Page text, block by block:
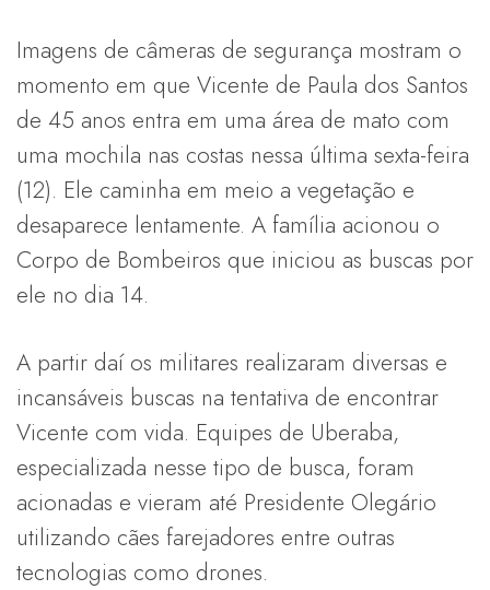
Imagens de câmeras de segurança mostram o
momento em que Vicente de Paula dos Santos
de 45 anos entra em uma área de mato com
uma mochila nas costas nessa última sexta-feira
(12). Ele caminha em meio a vegetação e
desaparece lentamente. A família acionou o
Corpo de Bombeiros que iniciou as buscas por
ele no dia 14.
A partir daí os militares realizaram diversas e
incansáveis buscas na tentativa de encontrar
Vicente com vida. Equipes de Uberaba,
especializada nesse tipo de busca, foram
acionadas e vieram até Presidente Olegário
utilizando cães farejadores entre outras
tecnologias como drones.